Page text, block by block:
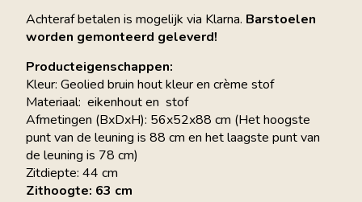
Achteraf betalen is mogelijk via Klarna. Barstoelen
worden gemonteerd geleverd!
Producteigenschappen:
Kleur: Geolied bruin hout kleur en crème stof
Materiaal: eikenhout en stof
Afmetingen (BxDxH): 56x52x88 cm (Het hoogste
punt van de leuning is 88 cm en het laagste punt van
de leuning is 78 cm)
Zitdiepte: 44 cm
Zithoogte: 63 cm